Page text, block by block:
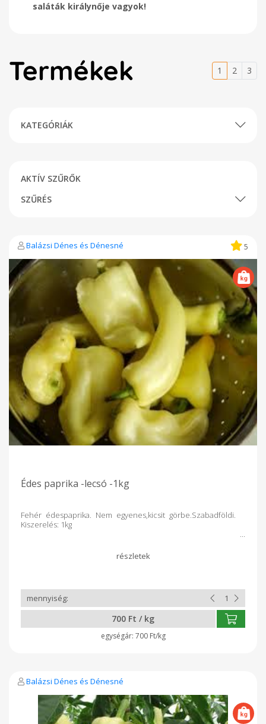
saláták királynője vagyok!
Termékek 1 2 3
KATEGÓRIÁK
AKTÍV SZŰRŐK
SZŰRÉS
Balázsi Dénes és Dénesné 5
Édes paprika -lecsó -1kg
Fehér édespaprika. Nem egyenes,kicsit görbe.Szabadföldi.
Kiszerelés: 1kg
700 Ft / kg
700 Ft/kg
Balázsi Dénes és Dénesné